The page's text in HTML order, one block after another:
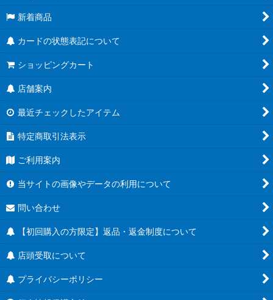
新着商品
カードの状態表記について
ショッピングカート
店舗案内
最近チェックしたアイテム
特定商取引法表示
ご利用案内
当サイトの画像やデータの利用について
問い合わせ
【初回購入の方限定】返品・返金制度について
店頭受取について
プライバシーポリシー